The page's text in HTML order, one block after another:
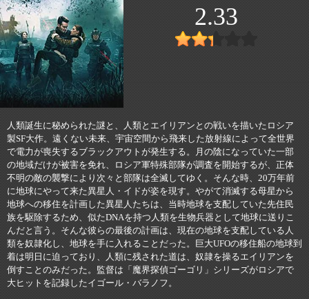
2.33
人類誕生に秘められた謎と、人類とエイリアンとの戦いを描いたロシア
製SF大作。遠くない未来、宇宙空間から飛来した放射線によって全世界
で電力が喪失するブラックアウトが発生する。月の陰になっていた一部
の地域だけが被害を免れ、ロシア軍特殊部隊が調査を開始するが、正体
不明の敵の襲撃により次々と部隊は全滅してゆく。そんな時、20万年前
に地球にやって来た異星人・イドが姿を現す。やがて消滅する母星から
地球への移住を計画した異星人たちは、当時地球を支配していた先住民
族を駆除するため、似たDNAを持つ人類を生物兵器として地球に送りこ
んだと言う。そんな彼らの最後の計画は、現在の地球を支配している人
類を奴隷化し、地球を手に入れることだった。巨大UFOの移住船の地球到
着は明日に迫っており、人類に残された道は、奴隷を操るエイリアンを
倒すことのみだった。監督は「魔界探偵ゴーゴリ」シリーズがロシアで
大ヒットを記録したイゴール・バラノフ。